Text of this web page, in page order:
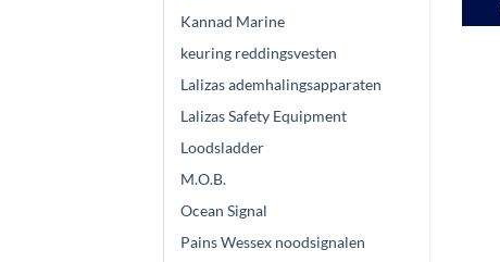
Kannad Marine
keuring reddingsvesten
Lalizas ademhalingsapparaten
Lalizas Safety Equipment
Loodsladder
M.O.B.
Ocean Signal
Pains Wessex noodsignalen